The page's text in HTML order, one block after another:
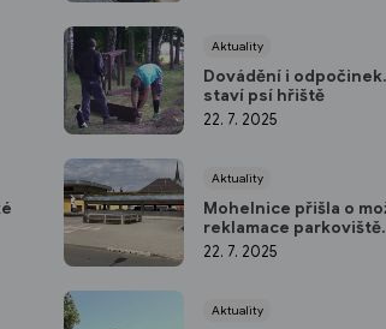
Aktuality
Dovádění i
staví psí hřiště
22. 7. 2025
Aktuality
Mohelnice přišla o
reklamace
hledá náhradní řešení
22. 7. 2025
Aktuality